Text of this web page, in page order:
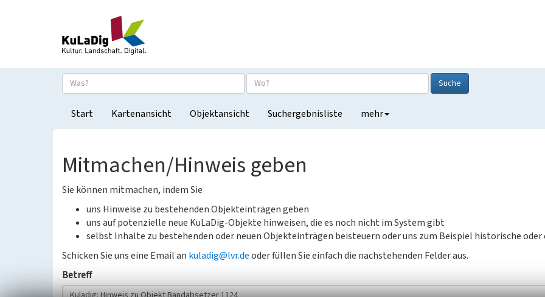
Suche
Start Kartenansicht Objektansicht Suchergebnisliste mehr
Mitmachen/Hinweis geben
Sie können mitmachen, indem Sie
uns Hinweise zu bestehenden Objekteinträgen geben
uns auf potenzielle neue KuLaDig-Objekte hinweisen, die es noch nicht im System gibt
selbst Inhalte zu bestehenden oder neuen Objekteinträgen beisteuern oder uns zum Beispiel historische oder
Schicken Sie uns eine Email an kuladig@lvr.deoder füllen Sie einfach die nachstehenden Felder aus.
Betreff